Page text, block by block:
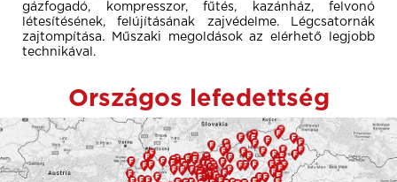
gázfogadó, kompresszor, fűtés, kazánház, felvonó
létesítésének, felújításának zajvédelme. Légcsatornák
zajtompítása. Műszaki megoldások az elérhető legjobb
technikával.
Országos lefedettség